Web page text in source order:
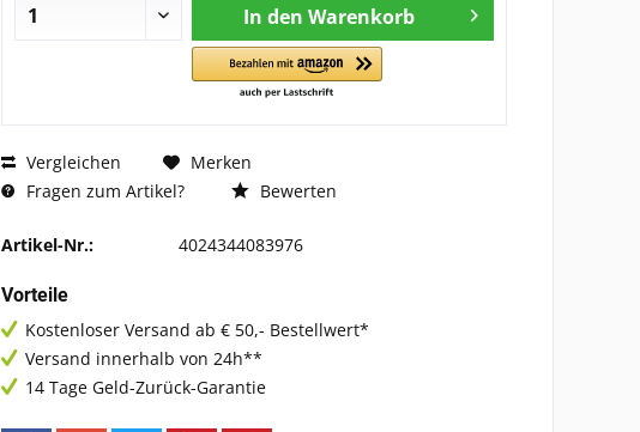
In den Warenkorb
Vergleichen
Merken
Fragen zum Artikel?
Bewerten
Artikel-Nr.: 4024344083976
Vorteile
Kostenloser Versand ab € 50,- Bestellwert*
Versand innerhalb von 24h**
14 Tage Geld-Zurück-Garantie